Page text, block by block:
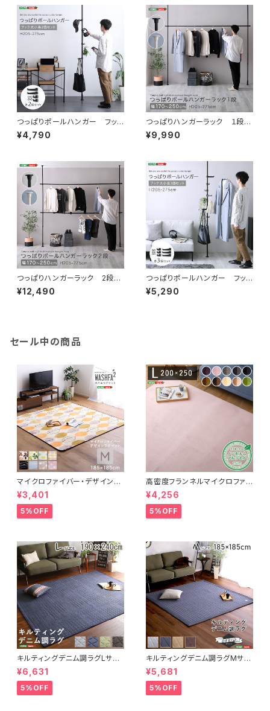
つっぱりポールハンガー フック
大小2個セット SH-29-TTN2
¥4,790
つっぱりハンガーラック １段
幅250cm SH-29-TTHL-1
¥9,990
つっぱりハンガーラック 2段
幅250cm SH-29-TTHL-2
¥12,490
つっぱりポールハンガー フック
大小3個セット SH-29-TTN
3
¥5,290
セール中の商品
マイクロファイバー・デザインラ
グマットMサイズ（185×185cm）
洗えるラグマット 【WASHFA2】
FRG-D2-M
¥3,401
5%OFF
高密度フランネルマイクロファイ
バー・ラグマットLサイズ（200×2
50cm）洗えるラグマット｜ナル
トレア
¥4,256
5%OFF
キルティングデニム調ラグLサイ
ズ(190x240cm)オールシーズ
ン、滑り止め付き、手洗い対応【D
erid-デリッド-】 DRG-L
¥6,631
5%OFF
キルティングデニム調ラグMサイ
ズ(185x185cm)オールシーズ
ン、滑り止め付き、手洗い対応【D
erid-デリッド-】 DRG-M
¥5,681
5%OFF